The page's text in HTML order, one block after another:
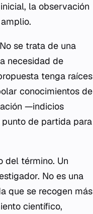
la observación
se trata de una
necesidad de
tenga raíces
conocimientos de
—indicios
de partida para
del término. Un
No es una
que se recogen más
científico,